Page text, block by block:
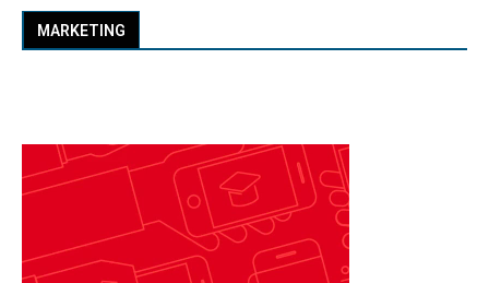
MARKETING